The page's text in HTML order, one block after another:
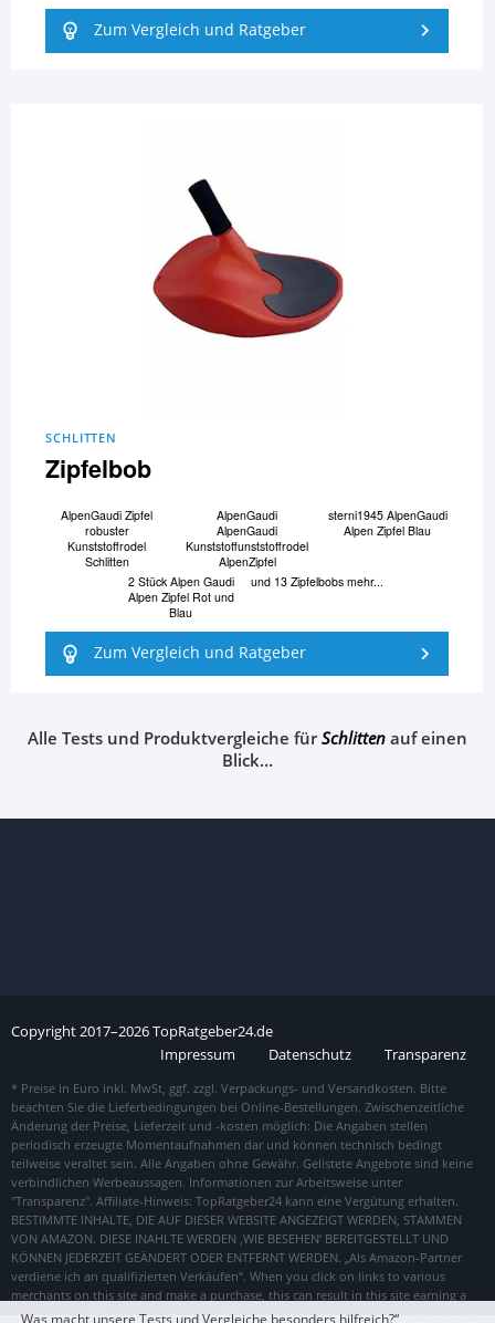
Zum Vergleich und Ratgeber
SCHLITTEN
Zipfelbob
AlpenGaudi Zipfel
robuster
Kunststoffrodel
Schlitten
AlpenGaudi
AlpenGaudi
Kunststoffunststoffrodel
AlpenZipfel
sterni1945 AlpenGaudi
Alpen Zipfel Blau
2 Stück Alpen Gaudi
Alpen Zipfel Rot und
Blau
und 13 Zipfelbobs mehr...
Zum Vergleich und Ratgeber
Alle Tests und Produktvergleiche fürSchlittenauf einen
Blick…
Copyright2017–2026TopRatgeber24.de
Impressum
Datenschutz Transparenz
„Was macht unsere Tests und Vergleiche besonders hilfreich?“